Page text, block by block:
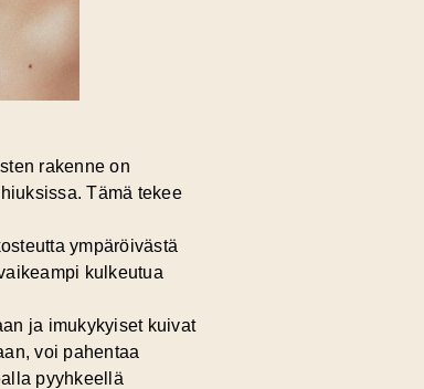
rakenne on
Tämä tekee
ympäröivästä
kulkeutua
ja imukykyiset kuivat
voi pahentaa
pyyhkeellä